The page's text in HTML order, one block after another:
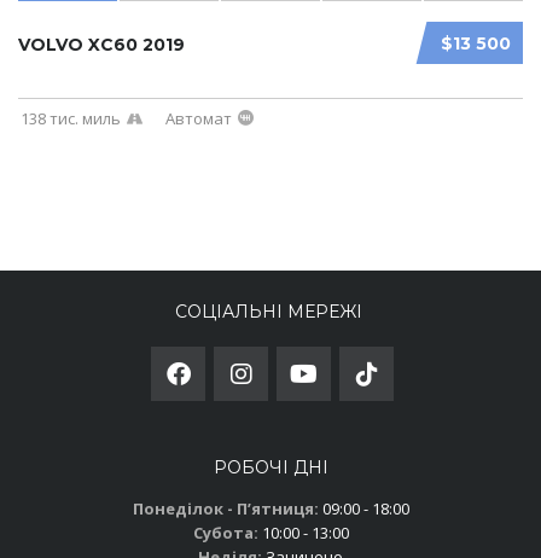
$13 500
VOLVO XC60 2019
138 тис. миль Автомат
СОЦІАЛЬНІ МЕРЕЖІ
РОБОЧІ ДНІ
Понеділок - Пʼятниця: 09:00 - 18:00
Субота: 10:00 - 13:00